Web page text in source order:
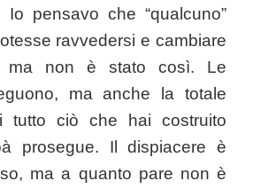
pensavo che “qualcuno”
ravvedersi e cambiare
ma non è stato così. Le
ma anche la totale
tutto ciò che hai costruito
prosegue. Il dispiacere è
ma a quanto pare non è